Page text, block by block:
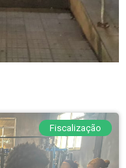
Fiscalização